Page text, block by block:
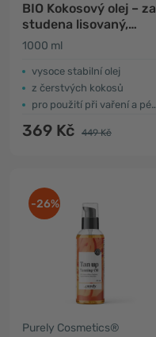
BIO Kokosový olej – za
studena lisovaný,
nerafinovaný
1000 ml
vysoce stabilní olej
z čerstvých kokosů
pro použití při vaření a péči o pleť
369 Kč 449 Kč
-26%
Purely Cosmetics®